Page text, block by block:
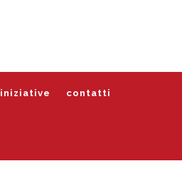
iniziative contatti